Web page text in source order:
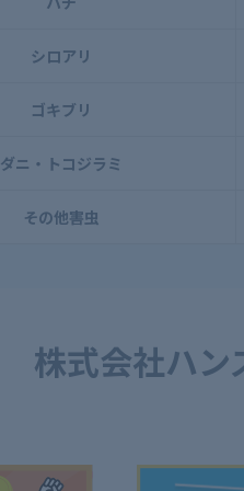
シロアリ
ゴキブリ
ダニ・トコジラミ
その他害虫
株式会社ハン